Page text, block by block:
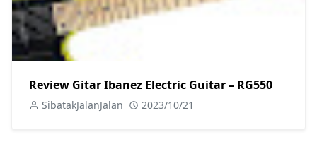
Review Gitar Ibanez Electric Guitar – RG550
SibatakJalanJalan 2023/10/21